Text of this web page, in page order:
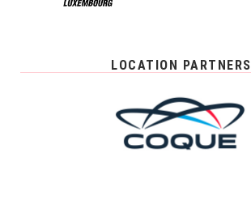
LOCATION PARTNERS